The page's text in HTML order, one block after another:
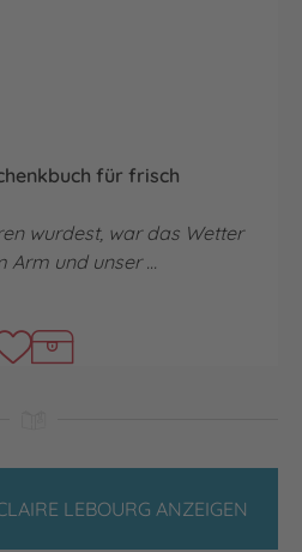
für frisch
wurdest, war das Wetter
Arm und unser …
LEBOURG ANZEIGEN